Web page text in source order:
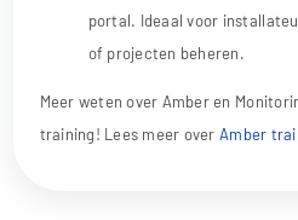
portal. Ideaal voor
of projecten beheren.
Meer weten over Amber en
training! Lees meer over Amber